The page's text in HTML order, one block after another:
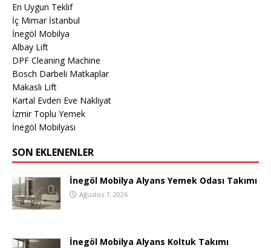
En Uygun Teklif
İç Mimar İstanbul
İnegöl Mobilya
Albay Lift
DPF Cleaning Machine
Bosch Darbeli Matkaplar
Makaslı Lift
Kartal Evden Eve Nakliyat
İzmir Toplu Yemek
İnegöl Mobilyası
SON EKLENENLER
İnegöl Mobilya Alyans Yemek Odası Takımı
Ağustos 7, 2026
İnegöl Mobilya Alyans Koltuk Takımı